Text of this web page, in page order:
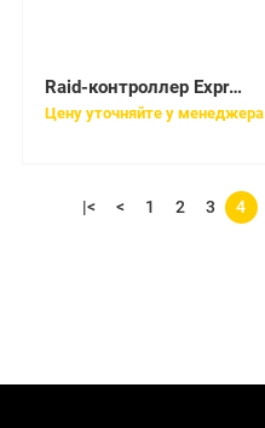
Raid-контроллер Express IBM 6Gb SAS HBA [90Y4579]
Цену уточняйте у менеджера
|< < 1 2 3 4